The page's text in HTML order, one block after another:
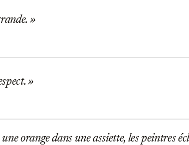
orange dans une assiette, les peintres